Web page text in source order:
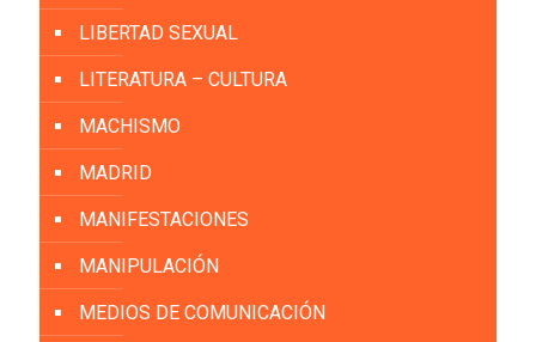
LIBERTAD SEXUAL
LITERATURA – CULTURA
MACHISMO
MADRID
MANIFESTACIONES
MANIPULACIÓN
MEDIOS DE COMUNICACIÓN